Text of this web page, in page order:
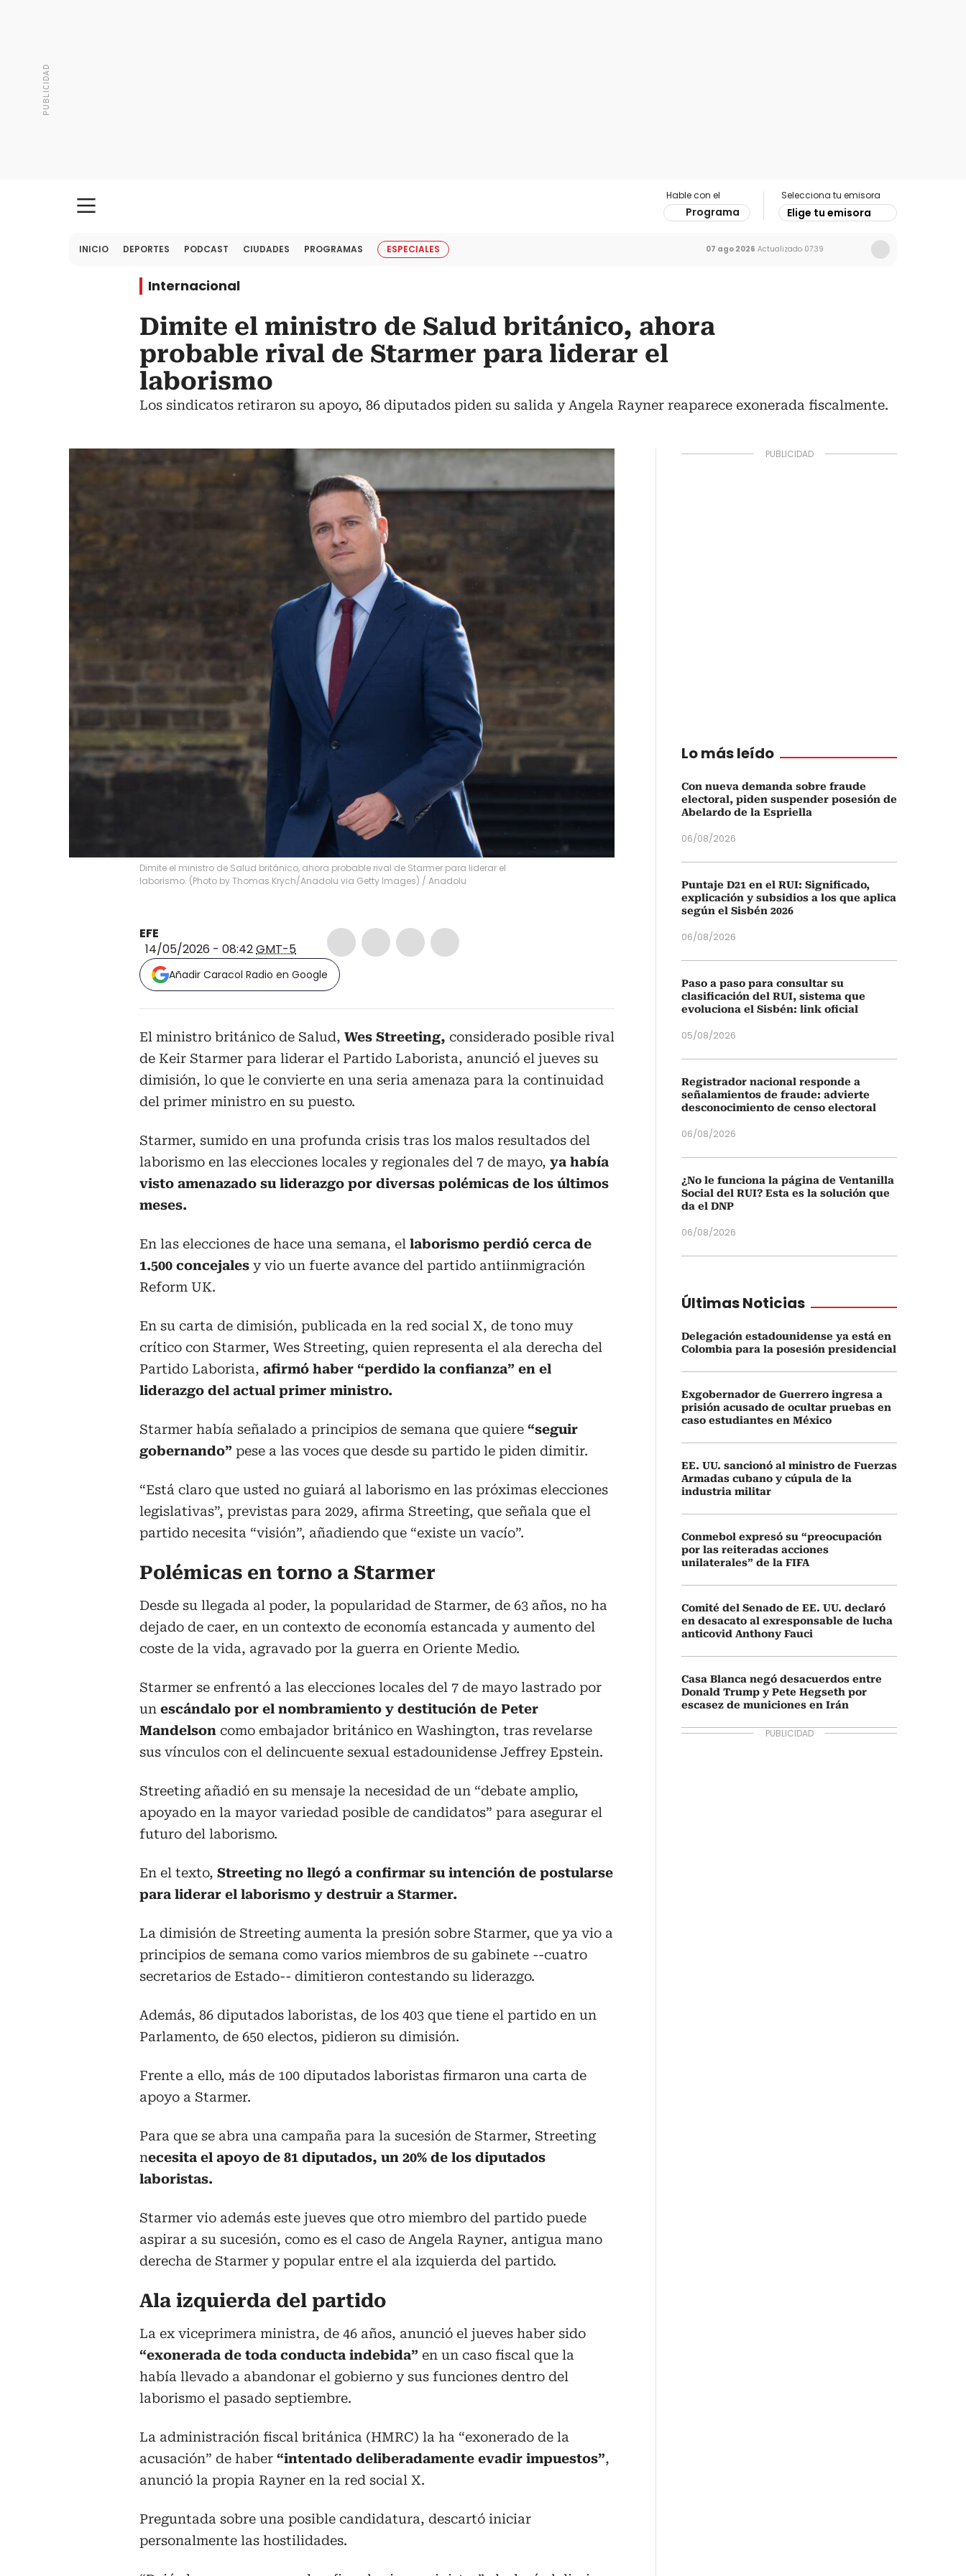
Hable con el
Programa
Selecciona tu emisora
Elige tu emisora
INICIO DEPORTES PODCAST CIUDADES PROGRAMAS ESPECIALES 07 ago 2026 Actualizado 07:39
Internacional
Dimite el ministro de Salud británico, ahora
probable rival de Starmer para liderar el
laborismo
Los sindicatos retiraron su apoyo, 86 diputados piden su salida y Angela Rayner reaparece exonerada fiscalmente.
Dimite el ministro de Salud británico, ahora probable rival de Starmer para liderar el
laborismo. (Photo by Thomas Krych/Anadolu via Getty Images) / Anadolu
EFE
14/05/2026 - 08:42GMT-5
Añadir Caracol Radio en Google
El ministro británico de Salud, Wes Streeting, considerado posible rival
de Keir Starmer para liderar el Partido Laborista, anunció el jueves su
dimisión, lo que le convierte en una seria amenaza para la continuidad
del primer ministro en su puesto.
Starmer, sumido en una profunda crisis tras los malos resultados del
laborismo en las elecciones locales y regionales del 7 de mayo, ya había
visto amenazado su liderazgo por diversas polémicas de los últimos
meses.
En las elecciones de hace una semana, el laborismo perdió cerca de
1.500 concejales y vio un fuerte avance del partido antiinmigración
Reform UK.
En su carta de dimisión, publicada en la red social X, de tono muy
crítico con Starmer, Wes Streeting, quien representa el ala derecha del
Partido Laborista, afirmó haber “perdido la confianza” en el
liderazgo del actual primer ministro.
Starmer había señalado a principios de semana que quiere “seguir
gobernando” pese a las voces que desde su partido le piden dimitir.
“Está claro que usted no guiará al laborismo en las próximas elecciones
legislativas”, previstas para 2029, afirma Streeting, que señala que el
partido necesita “visión”, añadiendo que “existe un vacío”.
Polémicas en torno a Starmer
Desde su llegada al poder, la popularidad de Starmer, de 63 años, no ha
dejado de caer, en un contexto de economía estancada y aumento del
coste de la vida, agravado por la guerra en Oriente Medio.
Starmer se enfrentó a las elecciones locales del 7 de mayo lastrado por
un escándalo por el nombramiento y destitución de Peter
Mandelson como embajador británico en Washington, tras revelarse
sus vínculos con el delincuente sexual estadounidense Jeffrey Epstein.
Streeting añadió en su mensaje la necesidad de un “debate amplio,
apoyado en la mayor variedad posible de candidatos” para asegurar el
futuro del laborismo.
En el texto, Streeting no llegó a confirmar su intención de postularse
para liderar el laborismo y destruir a Starmer.
La dimisión de Streeting aumenta la presión sobre Starmer, que ya vio a
principios de semana como varios miembros de su gabinete --cuatro
secretarios de Estado-- dimitieron contestando su liderazgo.
Además, 86 diputados laboristas, de los 403 que tiene el partido en un
Parlamento, de 650 electos, pidieron su dimisión.
Frente a ello, más de 100 diputados laboristas firmaron una carta de
apoyo a Starmer.
Para que se abra una campaña para la sucesión de Starmer, Streeting
necesita el apoyo de 81 diputados, un 20% de los diputados
laboristas.
Starmer vio además este jueves que otro miembro del partido puede
aspirar a su sucesión, como es el caso de Angela Rayner, antigua mano
derecha de Starmer y popular entre el ala izquierda del partido.
Ala izquierda del partido
La ex viceprimera ministra, de 46 años, anunció el jueves haber sido
“exonerada de toda conducta indebida” en un caso fiscal que la
había llevado a abandonar el gobierno y sus funciones dentro del
laborismo el pasado septiembre.
La administración fiscal británica (HMRC) la ha “exonerado de la
acusación” de haber “intentado deliberadamente evadir impuestos”,
anunció la propia Rayner en la red social X.
Preguntada sobre una posible candidatura, descartó iniciar
personalmente las hostilidades.
Lo más leído
Con nueva demanda sobre fraude
electoral, piden suspender posesión de
Abelardo de la Espriella
06/08/2026
Puntaje D21 en el RUI: Significado,
explicación y subsidios a los que aplica
según el Sisbén 2026
06/08/2026
Paso a paso para consultar su
clasificación del RUI, sistema que
evoluciona el Sisbén: link oficial
05/08/2026
Registrador nacional responde a
señalamientos de fraude: advierte
desconocimiento de censo electoral
06/08/2026
¿No le funciona la página de Ventanilla
Social del RUI? Esta es la solución que
da el DNP
06/08/2026
Últimas Noticias
Delegación estadounidense ya está en
Colombia para la posesión presidencial
Exgobernador de Guerrero ingresa a
prisión acusado de ocultar pruebas en
caso estudiantes en México
EE. UU. sancionó al ministro de Fuerzas
Armadas cubano y cúpula de la
industria militar
Conmebol expresó su “preocupación
por las reiteradas acciones
unilaterales” de la FIFA
Comité del Senado de EE. UU. declaró
en desacato al exresponsable de lucha
anticovid Anthony Fauci
Casa Blanca negó desacuerdos entre
Donald Trump y Pete Hegseth por
escasez de municiones en Irán